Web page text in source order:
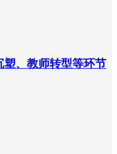
、教师转型等环节